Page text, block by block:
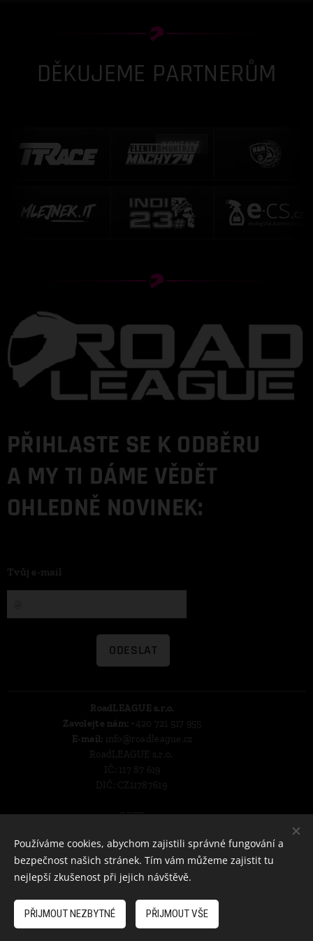
DĚKUJEME PARTNERŮM
KONTAKT
PŘIHLASTE SE K ODBĚRU
A MY TI DÁME VĚDĚT
OHLEDNĚ NOVINEK:
Tvůj e-mail
ODESLAT
RoadLEAGUE s.r.o.
Zavolejte nám: +420 721 517 955
E-mail: info@roadleague.cz
RoadLEAGUE s.r.o.
IČ: 117 87 619
DIČ: CZ11787619
GDPR
Jazyky
Čeština
Deutsch English
Měna
CZK Kč
Používáme cookies, abychom zajistili správné fungování a
bezpečnost našich stránek. Tím vám můžeme zajistit tu
nejlepší zkušenost při jejich návštěvě.
PŘIJMOUT NEZBYTNÉ PŘIJMOUT VŠE